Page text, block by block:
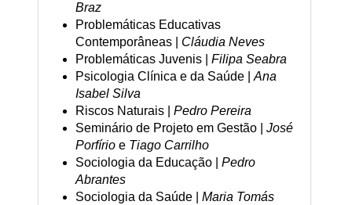
Braz
Problemáticas Educativas
Contemporâneas | Cláudia Neves
Problemáticas Juvenis | Filipa Seabra
Psicologia Clínica e da Saúde |Ana
Isabel Silva
Riscos Naturais | Pedro Pereira
Seminário de Projeto em Gestão | José
Porfírio eTiago Carrilho
Sociologia da Educação | Pedro
Abrantes
Sociologia da Saúde | Maria Tomás